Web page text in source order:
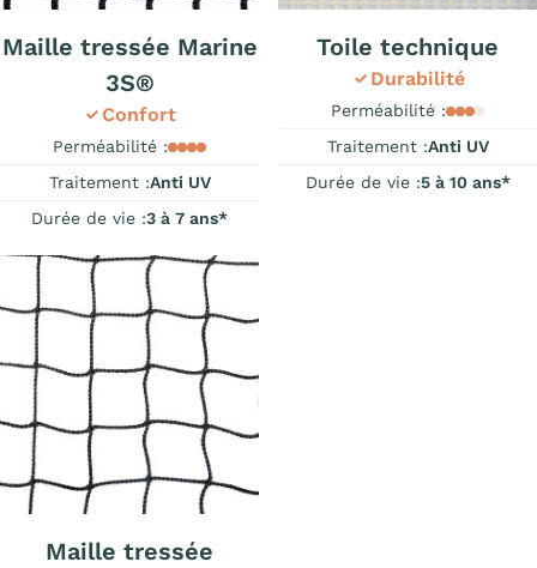
Maille tressée Marine
3S®
Confort
Perméabilité :
Traitement :Anti UV
Durée de vie :3 à 7 ans*
Toile technique
Durabilité
Perméabilité :
Traitement :Anti UV
Durée de vie :5 à 10 ans*
Maille tressée